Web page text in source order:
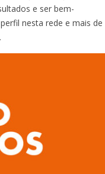
e ser bem-
nesta rede e mais de